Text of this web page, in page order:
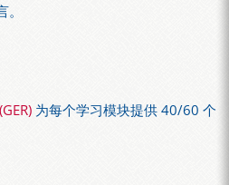
为每个学习模块提供 40/60 个